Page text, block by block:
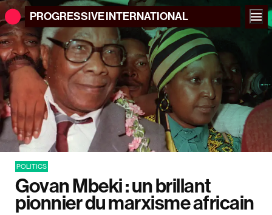
PROGRESSIVEINTERNATIONAL
POLITICS
Govan Mbeki : un brillant
pionnier du marxisme africain